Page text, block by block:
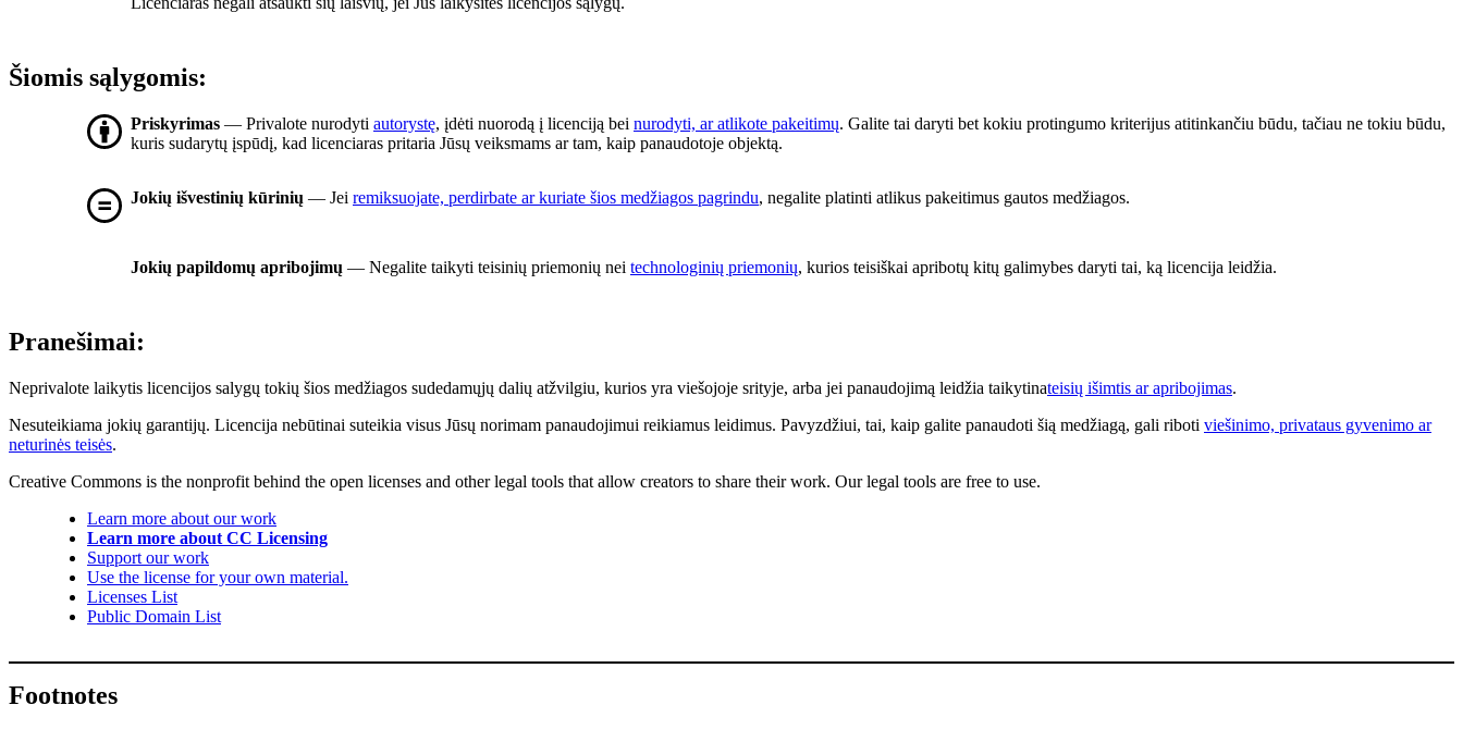
Šiomis sąlygomis:
Priskyrimas — Privalote nurodyti autorystę, įdėti nuorodą į licenciją bei nurodyti, ar atlikote pakeitimų. Galite tai daryti bet kokiu protingumo kriterijus atitinkančiu būdu, tačiau ne tokiu būdu,
kuris sudarytų įspūdį, kad licenciaras pritaria Jūsų veiksmams ar tam, kaip panaudotoje objektą.
Jokių išvestinių kūrinių — Jei remiksuojate, perdirbate ar kuriate šios medžiagos pagrindu, negalite platinti atlikus pakeitimus gautos medžiagos.
Jokių papildomų apribojimų — Negalite taikyti teisinių priemonių nei technologinių priemonių, kurios teisiškai apribotų kitų galimybes daryti tai, ką licencija leidžia.
Pranešimai:
Neprivalote laikytis licencijos salygų tokių šios medžiagos sudedamųjų dalių atžvilgiu, kurios yra viešojoje srityje, arba jei panaudojimą leidžia taikytinateisių išimtis ar apribojimas.
Nesuteikiama jokių garantijų. Licencija nebūtinai suteikia visus Jūsų norimam panaudojimui reikiamus leidimus. Pavyzdžiui, tai, kaip galite panaudoti šią medžiagą, gali riboti viešinimo, privataus gyvenimo ar
neturinės teisės.
Creative Commons is the nonprofit behind the open licenses and other legal tools that allow creators to share their work. Our legal tools are free to use.
Learn more about our work
Learn more about CC Licensing
Support our work
Use the license for your own material.
Licenses List
Public Domain List
Footnotes